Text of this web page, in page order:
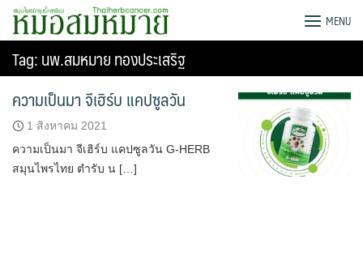
SkipG-HERB หมอสมหมาย MENU
Tag:นพ.สมหมาย ทองประเสริฐ
ความเป็นมา จีเฮิร์บ แคปซูลวัน
1 สิงหาคม 2021
ความเป็นมา จีเฮิร์บ แคปซูลวัน G-HERB
สมุนไพรไทย ตำรับ น […]